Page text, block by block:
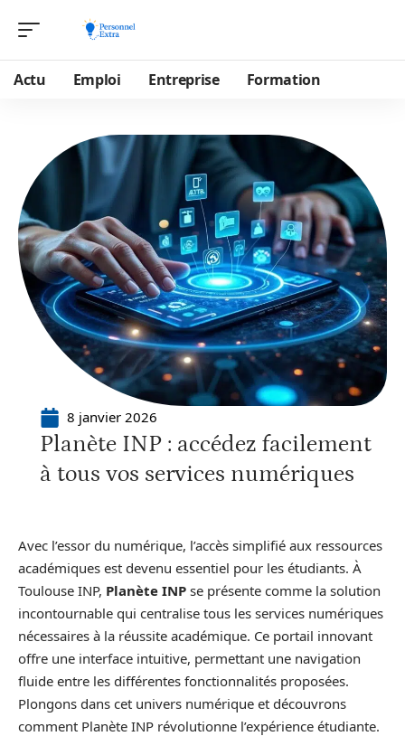
Actu Emploi Entreprise Formation
8 janvier 2026
Planète INP : accédez facilement
à tous vos services numériques
Avec l’essor du numérique, l’accès simplifié aux ressources
académiques est devenu essentiel pour les étudiants. À
Toulouse INP, Planète INP se présente comme la solution
incontournable qui centralise tous les services numériques
nécessaires à la réussite académique. Ce portail innovant
offre une interface intuitive, permettant une navigation
fluide entre les différentes fonctionnalités proposées.
Plongons dans cet univers numérique et découvrons
comment Planète INP révolutionne l’expérience étudiante.